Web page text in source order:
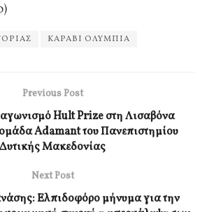
ΚΑΡΑΒΙ ΟΛΥΜΠΙΑ
Previous Post
Hult Prize στη Λισαβόνα
Adamant του Πανεπιστημίου
Δυτικής Μακεδονίας
Next Post
Ελπιδοφόρο μήνυμα για την